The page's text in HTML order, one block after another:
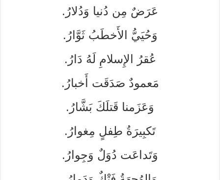
عَرَضٌ مِن دُنيا وَدُلارُ.
وَحُيَيُّ الأَخطَبُ ثَوَّارُ.
عُقرُ الإِسلامِ لَهُ دَارُ.
مَعمودٌ صَدَقَت أَخبارُ.
وَعَزَمنا قَتلَكَ بَشَّارُ.
تَكبِيرَةُ طِفلٍ مِغوارُ.
وَتَداعَت دُوَلٌ وَجِوارُ.